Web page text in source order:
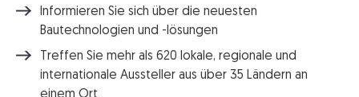
Informieren Sie sich über die neuesten
Bautechnologien und -lösungen
Treffen Sie mehr als 620 lokale, regionale und
internationale Aussteller aus über 35 Ländern an